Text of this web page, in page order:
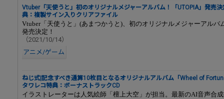
Vtuber「天使うと」初のオリジナルメジャーアルバム！「UTOPIA」発売
典：複製サイン入りクリアファイル
Vtuber「天使うと」(あまつかうと)、初のオリジナルメジャーアルバ
発売決定！
（2021/10/14）
アニメ/ゲーム
ねじ式|記念すべき通算10枚目となるオリジナルアルバム「Wheel of
タワレコ特典：ボーナストラックCD
イラストレーターは人気絵師「檀上大空」が担当。最新のAI音声合